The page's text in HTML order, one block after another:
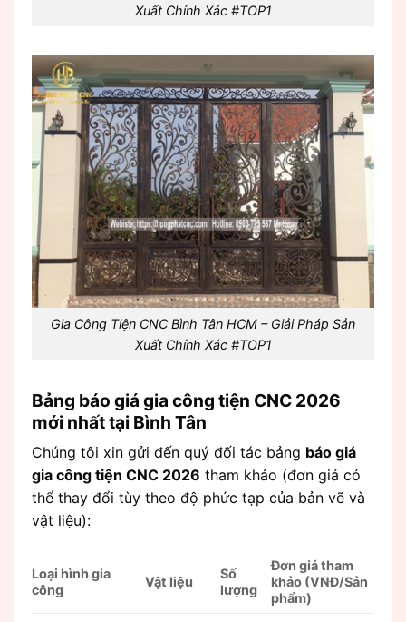
Xuất Chính Xác #TOP1
Gia Công Tiện CNC Bình Tân HCM – Giải Pháp Sản
Xuất Chính Xác #TOP1
Bảng báo giá gia công tiện CNC 2026
mới nhất tại Bình Tân
Chúng tôi xin gửi đến quý đối tác bảng báo giá
gia công tiện CNC 2026 tham khảo (đơn giá có
thể thay đổi tùy theo độ phức tạp của bản vẽ và
vật liệu):
Loại hình gia
công
Vật liệu
Số
lượng
Đơn giá tham
khảo (VNĐ/Sản
phẩm)